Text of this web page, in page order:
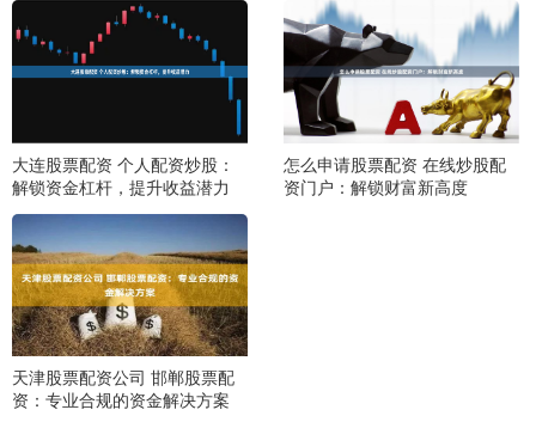
大连股票配资 个人配资炒股：
解锁资金杠杆，提升收益潜力
怎么申请股票配资 在线炒股配
资门户：解锁财富新高度
天津股票配资公司 邯郸股票配
资：专业合规的资金解决方案